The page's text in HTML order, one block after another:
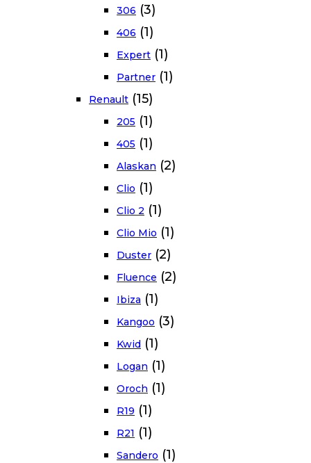
306 (3)
406 (1)
Expert (1)
Partner (1)
Renault (15)
205 (1)
405 (1)
Alaskan (2)
Clio (1)
Clio 2 (1)
Clio Mio (1)
Duster (2)
Fluence (2)
Ibiza (1)
Kangoo (3)
Kwid (1)
Logan (1)
Oroch (1)
R19 (1)
R21 (1)
Sandero (1)